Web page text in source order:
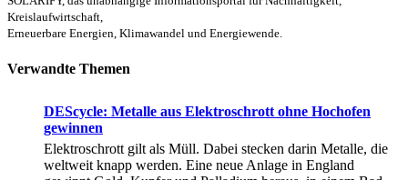
Kreislaufwirtschaft,
Erneuerbare Energien, Klimawandel und Energiewende.
Verwandte Themen
DEScycle: Metalle aus Elektroschrott ohne Hochofen
gewinnen
Elektroschrott gilt als Müll. Dabei stecken darin Metalle, die
weltweit knapp werden. Eine neue Anlage in England